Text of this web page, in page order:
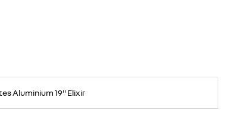
Aluminium 19'' Elixir